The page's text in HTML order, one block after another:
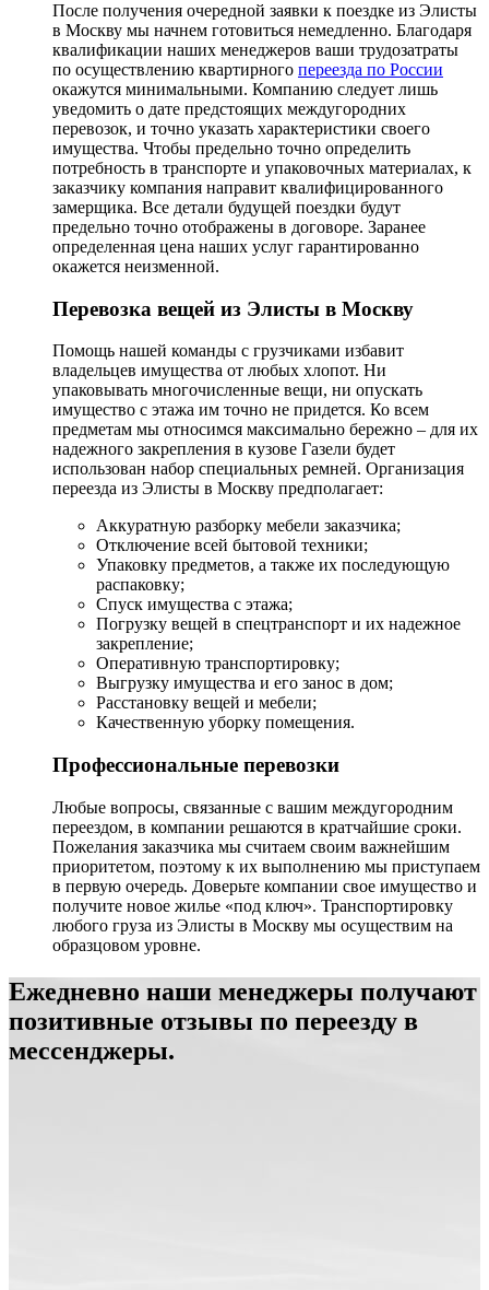
После получения очередной заявки к поездке из Элисты
в Москву мы начнем готовиться немедленно. Благодаря
квалификации наших менеджеров ваши трудозатраты
по осуществлению квартирного переезда по России
окажутся минимальными. Компанию следует лишь
уведомить о дате предстоящих междугородних
перевозок, и точно указать характеристики своего
имущества. Чтобы предельно точно определить
потребность в транспорте и упаковочных материалах, к
заказчику компания направит квалифицированного
замерщика. Все детали будущей поездки будут
предельно точно отображены в договоре. Заранее
определенная цена наших услуг гарантированно
окажется неизменной.
Перевозка вещей из Элисты в Москву
Помощь нашей команды с грузчиками избавит
владельцев имущества от любых хлопот. Ни
упаковывать многочисленные вещи, ни опускать
имущество с этажа им точно не придется. Ко всем
предметам мы относимся максимально бережно – для их
надежного закрепления в кузове Газели будет
использован набор специальных ремней. Организация
переезда из Элисты в Москву предполагает:
Аккуратную разборку мебели заказчика;
Отключение всей бытовой техники;
Упаковку предметов, а также их последующую
распаковку;
Спуск имущества с этажа;
Погрузку вещей в спецтранспорт и их надежное
закрепление;
Оперативную транспортировку;
Выгрузку имущества и его занос в дом;
Расстановку вещей и мебели;
Качественную уборку помещения.
Профессиональные перевозки
Любые вопросы, связанные с вашим междугородним
переездом, в компании решаются в кратчайшие сроки.
Пожелания заказчика мы считаем своим важнейшим
приоритетом, поэтому к их выполнению мы приступаем
в первую очередь. Доверьте компании свое имущество и
получите новое жилье «под ключ». Транспортировку
любого груза из Элисты в Москву мы осуществим на
образцовом уровне.
Ежедневно наши менеджеры получают
позитивные отзывы по переезду в
мессенджеры.